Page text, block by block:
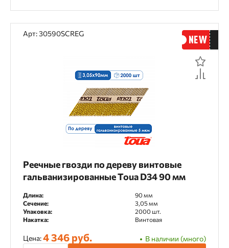
Арт: 30590SCREG
Реечные гвозди по дереву винтовые
гальванизированные Toua D34 90 мм
Длина:
90 мм
Сечение:
3,05 мм
Упаковка:
2000 шт.
Накатка:
Винтовая
Цена:4 346 руб.
В наличии (много)